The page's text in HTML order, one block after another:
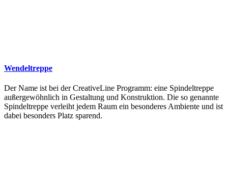
Wendeltreppe
Der Name ist bei der CreativeLine Programm: eine Spindeltreppe
außergewöhnlich in Gestaltung und Konstruktion. Die so genannte
Spindeltreppe verleiht jedem Raum ein besonderes Ambiente und ist
dabei besonders Platz sparend.